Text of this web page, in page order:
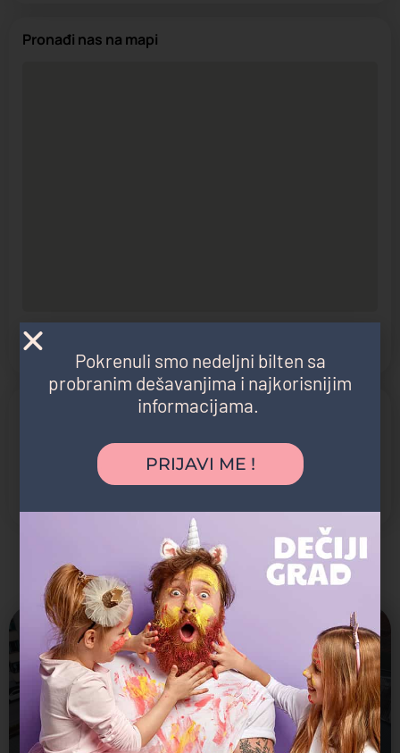
Pronađi nas na mapi
Facebook
Možda vas zanima i sledeće:
Kulturna stanica Svilara
Pokrenuli smo nedeljni bilten sa
probranim dešavanjima i najkorisnijim
informacijama.
PRIJAVI ME !